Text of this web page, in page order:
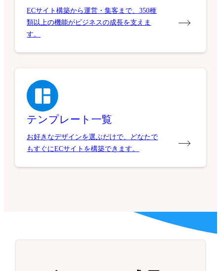
ECサイト構築から運営・集客まで、350種
類以上の機能がビジネスの成長を支えま
す。
テンプレート一覧
お好きなデザインを選ぶだけで、どなたで
もすぐにECサイトを構築できます。